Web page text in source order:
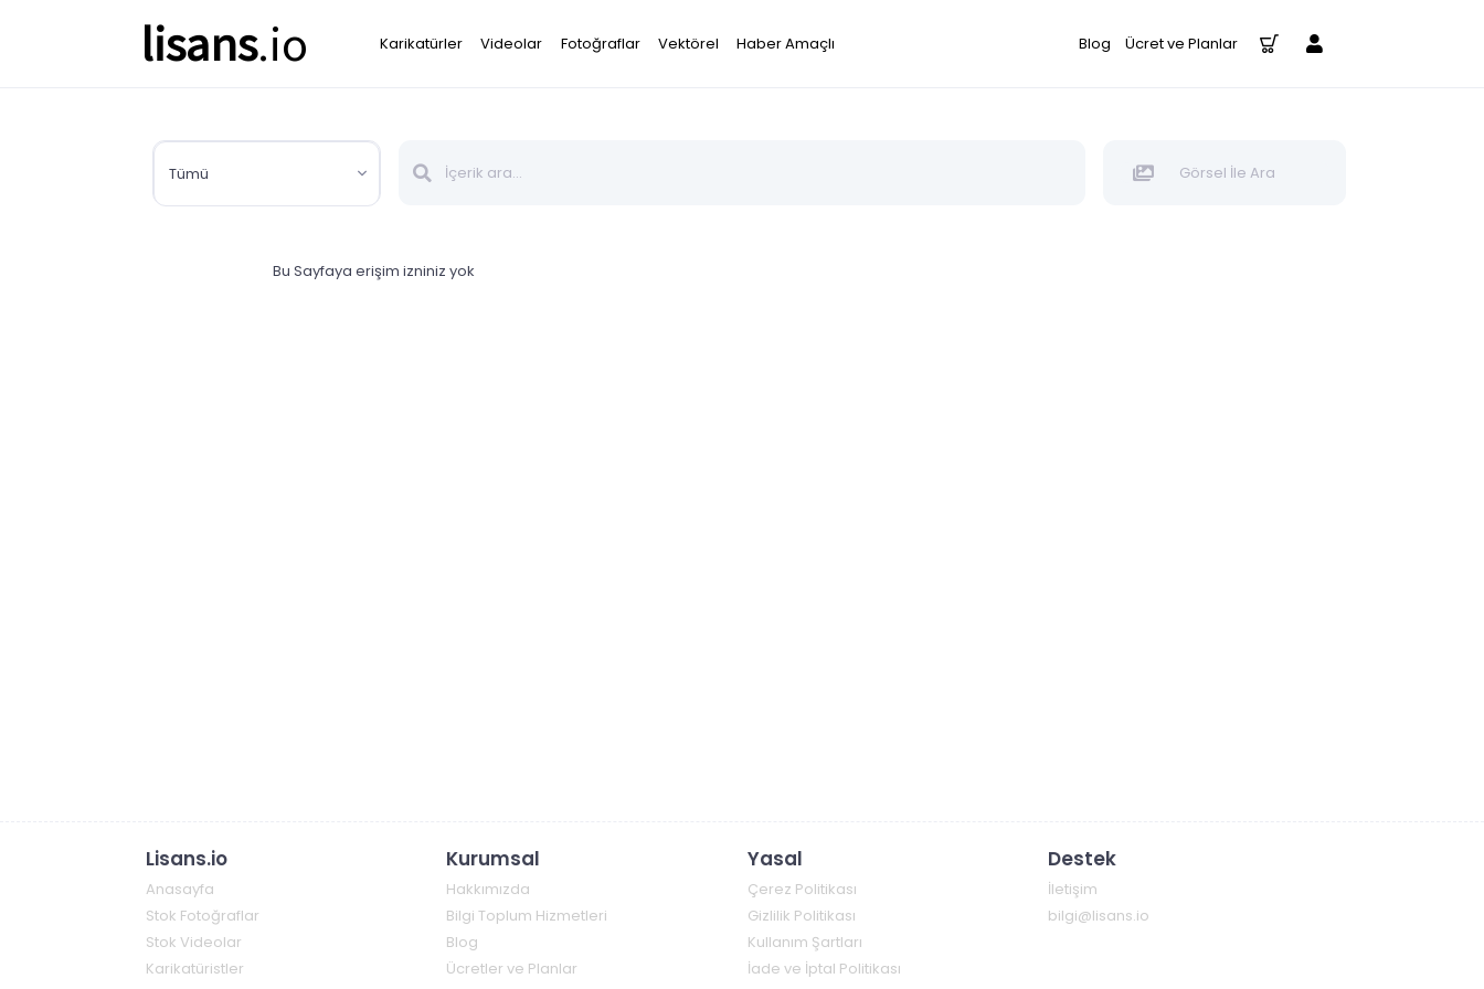
lisans.io Karikatürler Videolar Fotoğraflar Vektörel Haber Amaçlı Blog Ücret ve Planlar
Tümü Görsel İle Ara
Bu Sayfaya erişim izniniz yok
Lisans.io
Anasayfa
Stok Fotoğraflar
Stok Videolar
Karikatüristler
Kurumsal
Hakkımızda
Bilgi Toplum Hizmetleri
Blog
Ücretler ve Planlar
Yasal
Çerez Politikası
Gizlilik Politikası
Kullanım Şartları
İade ve İptal Politikası
Destek
İletişim
bilgi@lisans.io